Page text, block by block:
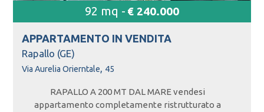
92 mq - € 240.000
APPARTAMENTO IN VENDITA
Rapallo (GE)
Via Aurelia Orierntale, 45
RAPALLO A 200 MT DAL MARE vendesi
appartamento completamente ristrutturato a